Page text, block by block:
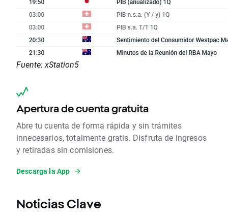
Fuente: xStation5
Apertura de cuenta gratuita
Abre tu cuenta de forma rápida y sin trámites
innecesarios, totalmente gratis. Disfruta de ingresos
y retiradas sin comisiones.
Descarga la App
Noticias Clave